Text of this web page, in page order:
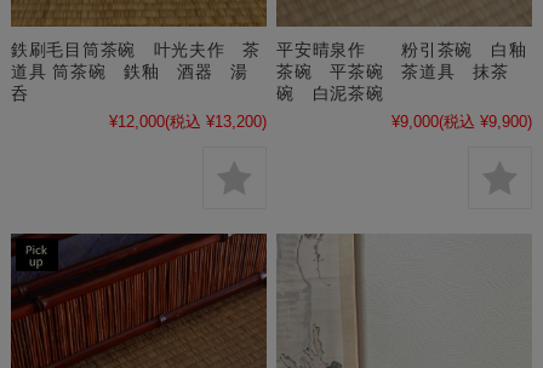
鉄刷毛目筒茶碗 叶光夫作 茶
道具 筒茶碗 鉄釉 酒器 湯
呑
¥12,000(税込 ¥13,200)
平安晴泉作 粉引茶碗 白釉
茶碗 平茶碗 茶道具 抹茶
碗 白泥茶碗
¥9,000(税込 ¥9,900)